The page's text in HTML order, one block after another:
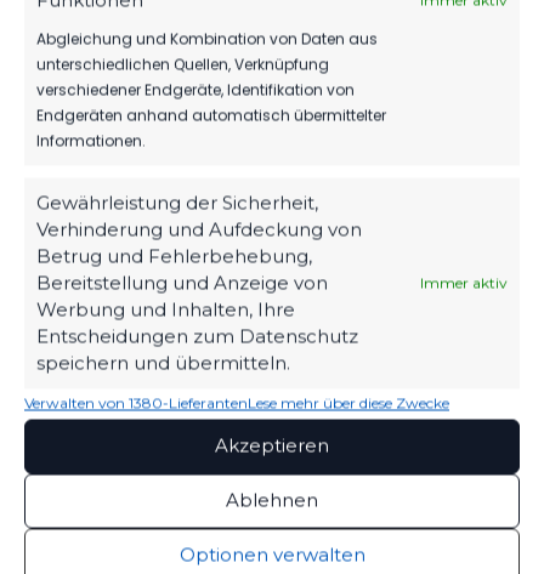
Abgleichung und Kombination von Daten aus
unterschiedlichen Quellen, Verknüpfung
verschiedener Endgeräte, Identifikation von
Endgeräten anhand automatisch übermittelter
Informationen.
Gewährleistung der Sicherheit,
Verhinderung und Aufdeckung von
Betrug und Fehlerbehebung,
Bereitstellung und Anzeige von
Werbung und Inhalten, Ihre
Entscheidungen zum Datenschutz
speichern und übermitteln.
Immer aktiv
Verwalten von 1380-LieferantenLese mehr über diese Zwecke
Akzeptieren
Ablehnen
Optionen verwalten
Und nicht zuletzt wurde mit Dennis Riedel ein
verdienter Wegbegleiter im FSV und besonders
bei der 2. Mannschaft feierlich verabschiedet.
Trainertätigkeit mit 19 Jahren aus dem
Nachwuchsbereich: vom Jugendlichen bis zum
erwachsenen Mann, der im Beruf und in der
Familie angekommen ist. Mit diesem
sympathischer Kerl war es eine echt geile Zeit.
Danke für Deine Unterstützung.”: fasst Rainer
Stock den Rücktritt von Dennis Riedel noch einmal
bewegend zusammen.